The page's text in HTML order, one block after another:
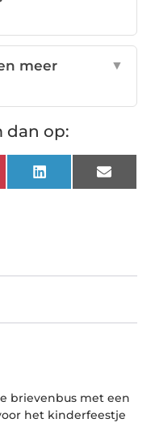
meer
▼
dan op:
LinkedIn Email
brievenbus met een
het kinderfeestje